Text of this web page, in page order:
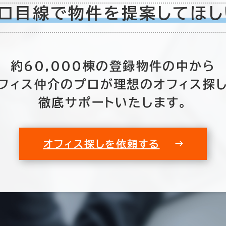
目線で物件を提案してほ
約60,000棟の登録物件の中から
ィス仲介のプロが理想のオフィス探
徹底サポートいたします。
オフィス探しを依頼する
この条件で検索する